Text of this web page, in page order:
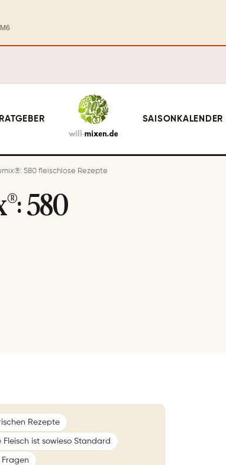
RATGEBER SAISONKALENDER
580 fleischlose Rezepte
580
Rezepte
Fleisch ist sowieso Standard
Fragen